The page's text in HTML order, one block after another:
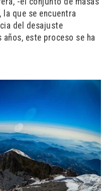
que se encuentra
del desajuste
este proceso se ha